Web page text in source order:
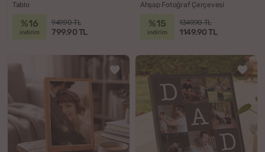
Tablo
%16
indirim
949.90 TL
799.90 TL
Ahşap Fotoğraf Çerçevesi
%15
indirim
1349.90 TL
1149.90 TL